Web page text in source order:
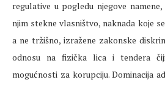
regulative u pogledu njegove
njim stekne vlasništvo, naknada koje
a ne tržišno, izražene zakonske
odnosu na fizička lica i tendera
mogućnosti za korupciju. Dominacija